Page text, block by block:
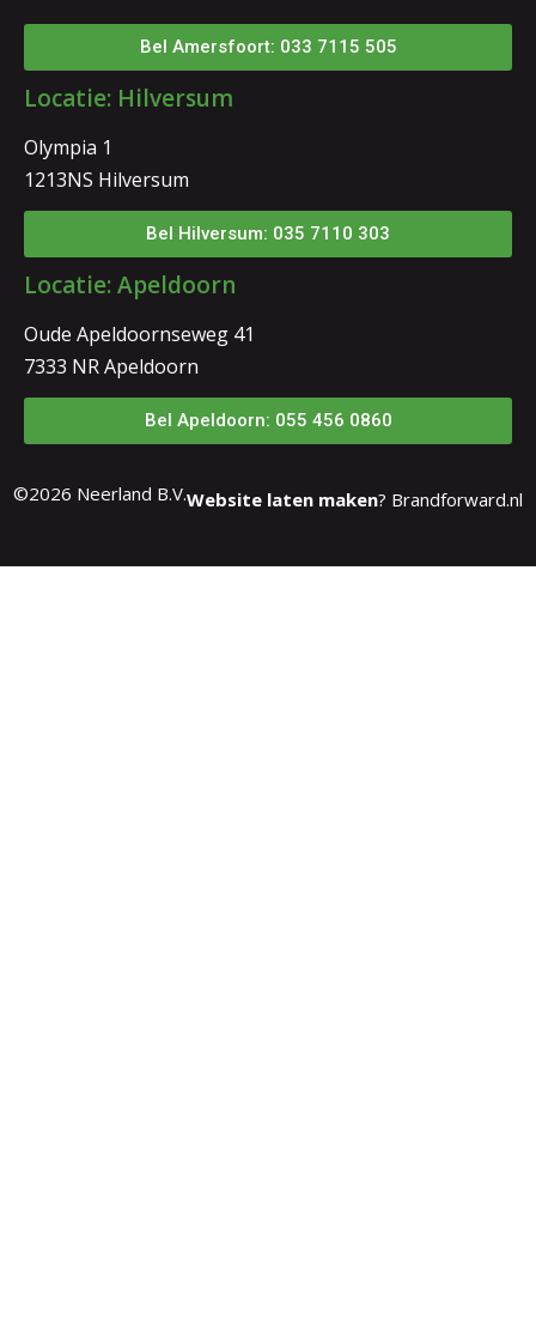
Bel Amersfoort: 033 7115 505
Locatie: Hilversum
Olympia 1
1213NS Hilversum
Bel Hilversum: 035 7110 303
Locatie: Apeldoorn
Oude Apeldoornseweg 41
7333 NR Apeldoorn
Bel Apeldoorn: 055 456 0860
©2026 Neerland B.V.Website laten maken? Brandforward.nl